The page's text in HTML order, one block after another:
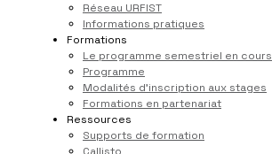
Archives ressources
Veille
Réseau URFIST
Informations pratiques
Formations
Le programme semestriel en cours
Programme
Modalités d'inscription aux stages
Formations en partenariat
Ressources
Supports de formation